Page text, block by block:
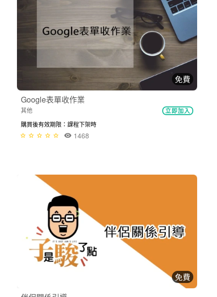
免費
Google表單收作業
其他 立即加入
購買後有效期限：課程下架時
1468
免費